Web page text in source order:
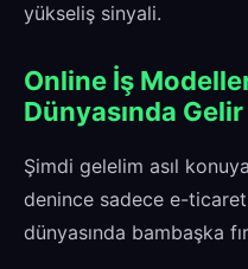
yükseliş sinyali.
Online İş
Dünyasında Gelir
Şimdi gelelim asıl
denince sadece e-ticaret
dünyasında bambaşka